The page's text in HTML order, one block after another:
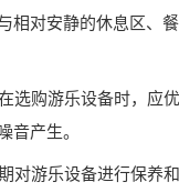
相对安静的休息区、
选购游乐设备时，应
音产生。
对游乐设备进行保养